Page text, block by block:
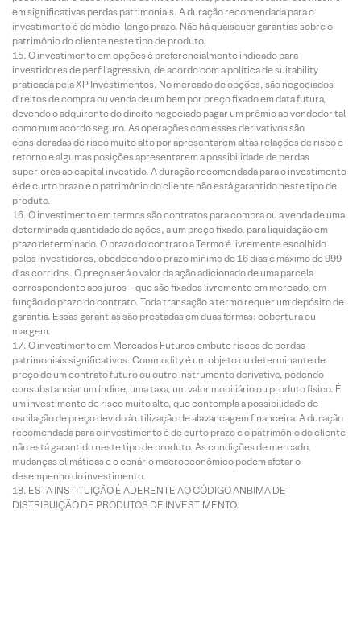
em significativas perdas patrimoniais. A duração recomendada para o
investimento é de médio-longo prazo. Não há quaisquer garantias sobre o
patrimônio do cliente neste tipo de produto.
O investimento em opções é preferencialmente indicado para
investidores de perfil agressivo, de acordo com a política de suitability
praticada pela XP Investimentos. No mercado de opções, são negociados
direitos de compra ou venda de um bem por preço fixado em data futura,
devendo o adquirente do direito negociado pagar um prêmio ao vendedor tal
como num acordo seguro. As operações com esses derivativos são
consideradas de risco muito alto por apresentarem altas relações de risco e
retorno e algumas posições apresentarem a possibilidade de perdas
superiores ao capital investido. A duração recomendada para o investimento
é de curto prazo e o patrimônio do cliente não está garantido neste tipo de
produto.
O investimento em termos são contratos para compra ou a venda de uma
determinada quantidade de ações, a um preço fixado, para liquidação em
prazo determinado. O prazo do contrato a Termo é livremente escolhido
pelos investidores, obedecendo o prazo mínimo de 16 dias e máximo de 999
dias corridos. O preço será o valor da ação adicionado de uma parcela
correspondente aos juros – que são fixados livremente em mercado, em
função do prazo do contrato. Toda transação a termo requer um depósito de
garantia. Essas garantias são prestadas em duas formas: cobertura ou
margem.
O investimento em Mercados Futuros embute riscos de perdas
patrimoniais significativos. Commodity é um objeto ou determinante de
preço de um contrato futuro ou outro instrumento derivativo, podendo
consubstanciar um índice, uma taxa, um valor mobiliário ou produto físico. É
um investimento de risco muito alto, que contempla a possibilidade de
oscilação de preço devido à utilização de alavancagem financeira. A duração
recomendada para o investimento é de curto prazo e o patrimônio do cliente
não está garantido neste tipo de produto. As condições de mercado,
mudanças climáticas e o cenário macroeconômico podem afetar o
desempenho do investimento.
ESTA INSTITUIÇÃO É ADERENTE AO CÓDIGO ANBIMA DE
DISTRIBUIÇÃO DE PRODUTOS DE INVESTIMENTO.